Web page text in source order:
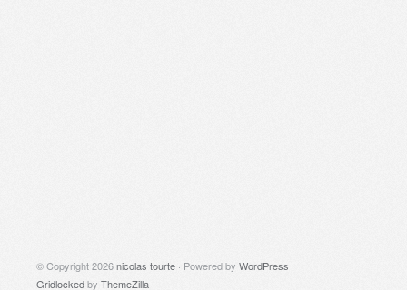
© Copyright 2026nicolas tourte · Powered by WordPress
Gridlockedby ThemeZilla